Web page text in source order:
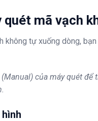
mã vạch
không tự xuống dòng,
của máy quét